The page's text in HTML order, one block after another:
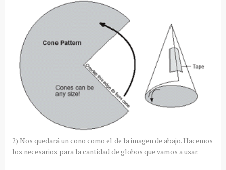
2) Nos quedará un cono como el de la imagen de abajo. Hacemos
los necesarios para la cantidad de globos que vamos a usar.